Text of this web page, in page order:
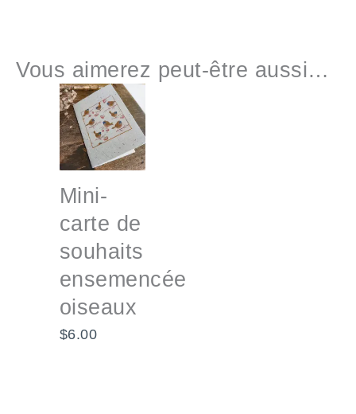
Vous aimerez peut-être aussi…
Mini-
carte de
souhaits
ensemencée
oiseaux
$6.00